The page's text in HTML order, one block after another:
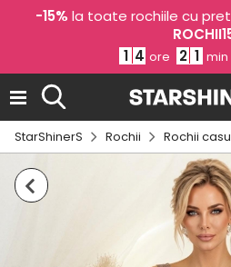
-15% la toate rochiile cu
1 4 ore 2 1 min
StarShinerS Rochii Rochii